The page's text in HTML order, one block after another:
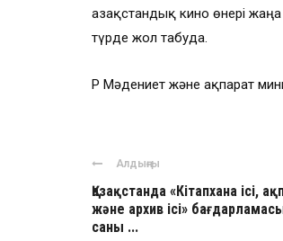
Қазақстандық кино өнері
түрде жол табуда.
ҚР Мәдениет және ақпарат
Алдыңғы
Қазақстанда «Кітапхана ісі,
және архив ісі»
саны ...